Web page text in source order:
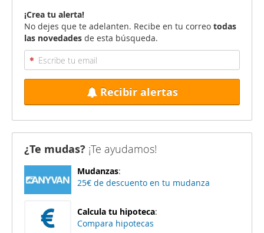
¡Crea tu alerta!
No dejes que te adelanten. Recibe en tu correo todas
las novedades de esta búsqueda.
Recibir alertas
¿Te mudas? ¡Te ayudamos!
Mudanzas:
25€ de descuento en tu mudanza
Calcula tu hipoteca:
Compara hipotecas